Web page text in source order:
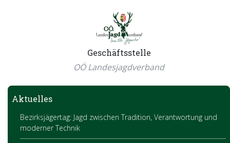
Geschäftsstelle
OÖ Landesjagdverband
Aktuelles
Bezirksjägertag: Jagd zwischen Tradition, Verantwortung und
moderner Technik